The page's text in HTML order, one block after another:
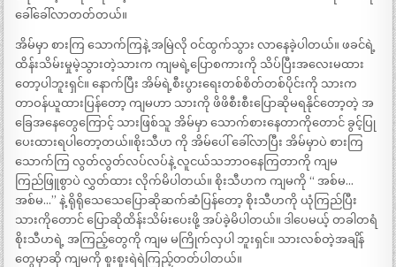
ခေါ်ခေါ်လာတတ်တယ်။
အိမ်မှာ စားကြ သောက်ကြနဲ့ အမြဲလို ဝင်ထွက်သွား လာနေခဲ့ပါတယ်။ ဖခင်ရဲ့
ထိန်းသိမ်းမှုမဲ့သွားတဲ့သားက ကျမရဲ့ပြောစကားကို သိပ်ပြီးအလေးမထား
တော့ပါဘူးရှင်။ နောက်ပြီး အိမ်ရဲ့စီးပွားရေးတစ်စိတ်တစ်ပိုင်းကို သားက
တာဝန်ယူထားပြန်တော့ ကျမဟာ သားကို ဖိဖိစီးစီးပြောဆိုမရနိုင်တော့တဲ့ အ
ခြေအနေတွေကြောင့် သားဖြစ်သူ အိမ်မှာ သောက်စားနေတာကိုတောင် ခွင့်ပြု
ပေးထားရပါတော့တယ်။စိုးသီဟ ကို အိမ်ပေါ် ခေါ်လာပြီး အိမ်မှာပဲ စားကြ
သောက်ကြ လွတ်လွတ်လပ်လပ်နဲ့ လူငယ်သဘာဝနေကြတာကို ကျမ
ကြည်ဖြူစွာပဲ လွှတ်ထား လိုက်မိပါတယ်။ စိုးသီဟက ကျမကို “ အစ်မ…
အစ်မ…” နဲ့ ရိုရိုသေသေပြောဆိုဆက်ဆံပြန်တော့ စိုးသီဟကို ယုံကြည်ပြီး
သားကိုတောင် ပြောဆိုထိန်းသိမ်းပေးဖို့ အပ်ခဲ့မိပါတယ်။ ဒါပေမယ့် တခါတရံ
စိုးသီဟရဲ့ အကြည့်တွေကို ကျမ မကြိုက်လှပါ ဘူးရှင်။ သားလစ်တဲ့အချိန်
တွေမှာဆို ကျမကို စူးစူးရဲရဲကြည့်တတ်ပါတယ်။